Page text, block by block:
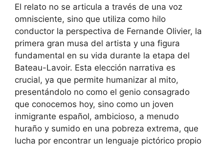
El relato no se articula a través de una voz
omnisciente, sino que utiliza como hilo
conductor la perspectiva de Fernande Olivier, la
primera gran musa del artista y una figura
fundamental en su vida durante la etapa del
Bateau-Lavoir. Esta elección narrativa es
crucial, ya que permite humanizar al mito,
presentándolo no como el genio consagrado
que conocemos hoy, sino como un joven
inmigrante español, ambicioso, a menudo
huraño y sumido en una pobreza extrema, que
lucha por encontrar un lenguaje pictórico propio